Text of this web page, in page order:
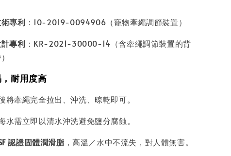
專利 ：10-2019-0094906（寵物牽繩調節裝置）
專利 ：KR-2021-30000-14（含牽繩調節裝置的背
耐用度高
將牽繩完全拉出、沖洗、晾乾即可。
水需立即以清水沖洗避免鹽分腐蝕。
認證固體潤滑脂 ，高溫／水中不流失，對人體無害。